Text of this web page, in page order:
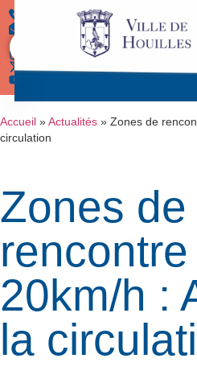
Démarches
Accueil » Actualités » Zones de
circulation
Zones de
20km/h :
la